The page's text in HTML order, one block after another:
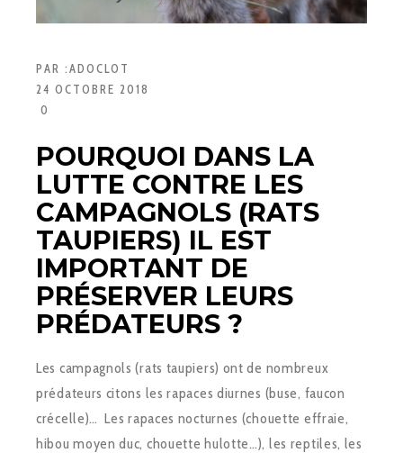
PAR :ADOCLOT
24 OCTOBRE 2018
0
POURQUOI DANS LA
LUTTE CONTRE LES
CAMPAGNOLS (RATS
TAUPIERS) IL EST
IMPORTANT DE
PRÉSERVER LEURS
PRÉDATEURS ?
Les campagnols (rats taupiers) ont de nombreux
prédateurs citons les rapaces diurnes (buse, faucon
crécelle)… Les rapaces nocturnes (chouette effraie,
hibou moyen duc, chouette hulotte…), les reptiles, les